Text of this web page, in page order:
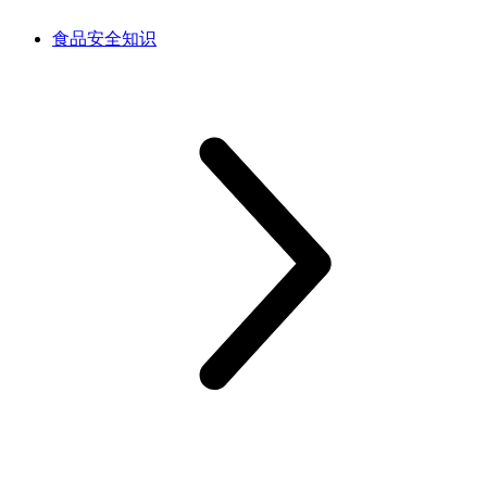
食品安全知识